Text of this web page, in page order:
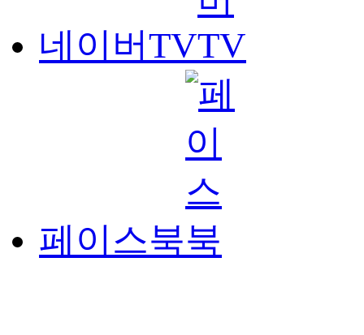
네이버TV
페이스북